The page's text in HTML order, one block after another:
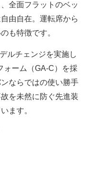
全面フラットのベッ
由自在。運転席から
も特徴です。
ルチェンジを実施し
ォーム（GA-C）を採
ならではの使い勝手
を未然に防ぐ先進装
ます。